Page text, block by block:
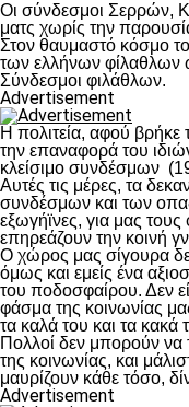
Οι σύνδεσμοι Σερρών,
ματς χωρίς την
Στον θαυμαστό κόσμο
των ελλήνων φίλαθλων
Σύνδεσμοι φιλάθλων.
Advertisement
Η πολιτεία, αφού βρήκε
την επαναφορά του
κλείσιμο συνδέσμων
Αυτές τις μέρες, τα
συνδέσμων και των
εξωγήϊνες, για μας
επηρεάζουν την κοινή
Ο χώρος μας σίγουρα
όμως και εμείς ένα
του ποδοσφαίρου. Δεν
φάσμα της κοινωνίας
τα καλά του και τα κακά
Πολλοί δεν μπορούν να
της κοινωνίας, και
μαυρίζουν κάθε τόσο,
Advertisement